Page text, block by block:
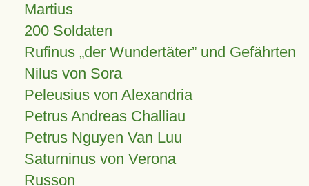
Martius
200 Soldaten
Rufinus „der Wundertäter” und Gefährten
Nilus von Sora
Peleusius von Alexandria
Petrus Andreas Challiau
Petrus Nguyen Van Luu
Saturninus von Verona
Russon